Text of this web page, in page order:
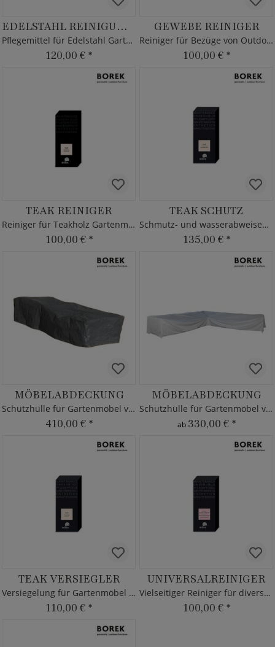
EDELSTAHL REINIGUNG & POLITUR
Pflegemittel für Edelstahl Gartenmöbel von Borek
120,00 € *
GEWEBE REINIGER
Reiniger für Bezüge von Outdoor Kissen & Auflagen
100,00 € *
TEAK REINIGER
Reiniger für Teakholz Gartenmöbel von Borek
100,00 € *
TEAK SCHUTZ
Schmutz- und wasserabweisendes Pflegemittel
135,00 € *
MÖBELABDECKUNG
Schutzhülle für Gartenmöbel von Borek
410,00 € *
MÖBELABDECKUNG
Schutzhülle für Gartenmöbel von Borek - grau
ab 330,00 € *
TEAK VERSIEGLER
Versiegelung für Gartenmöbel aus Teakholz
110,00 € *
UNIVERSALREINIGER
Vielseitiger Reiniger für diverse Outdoor Kunststoffe
100,00 € *